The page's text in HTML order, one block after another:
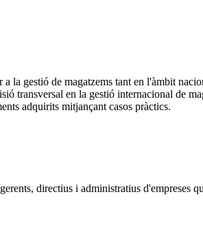
la gestió de magatzems tant en l'àmbit
transversal en la gestió internacional de
adquirits mitjançant casos pràctics.
directius i administratius d'empreses